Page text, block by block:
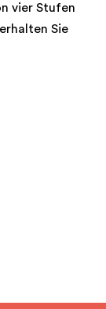
vier Stufen
Sie